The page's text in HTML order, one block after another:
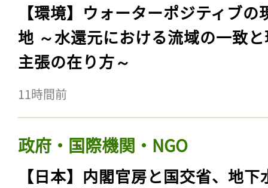
【環境】ウォーターポジティブの
地 ～水還元における流域の一致
主張の在り方～
11時間前
政府・国際機関・NGO
【日本】内閣官房と国交省、地下